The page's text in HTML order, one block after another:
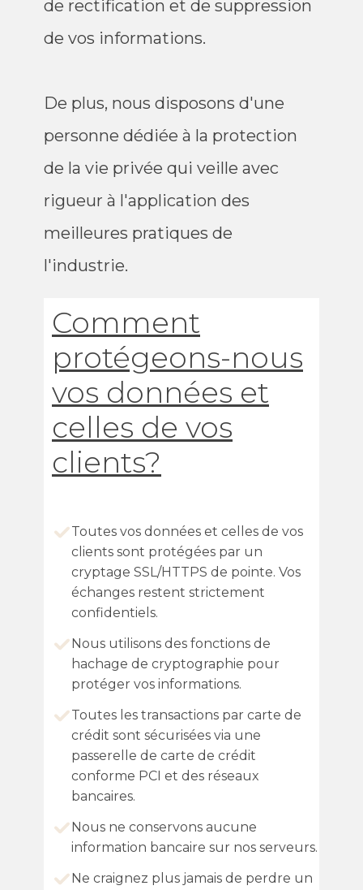
de rectification et de suppression
de vos informations.
De plus, nous disposons d'une
personne dédiée à la protection
de la vie privée qui veille avec
rigueur à l'application des
meilleures pratiques de
l'industrie.
Comment
protégeons-nous
vos données et
celles de vos
clients?
Toutes vos données et celles de vos
clients sont protégées par un
cryptage SSL/HTTPS de pointe. Vos
échanges restent strictement
confidentiels.
Nous utilisons des fonctions de
hachage de cryptographie pour
protéger vos informations.
Toutes les transactions par carte de
crédit sont sécurisées via une
passerelle de carte de crédit
conforme PCI et des réseaux
bancaires.
Nous ne conservons aucune
information bancaire sur nos serveurs.
Ne craignez plus jamais de perdre un